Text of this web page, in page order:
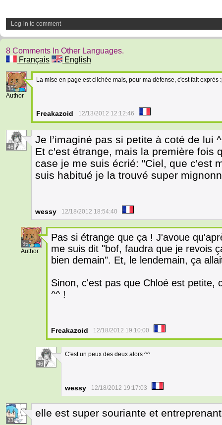
Log-in to comment
8 Comments In Other Languages.
Français
English
35
Author
La mise en page est clichée mais, pour ma défense, c'est fait exprès
Freakazoid 12/13/2012 12:12:46
46
Je l’imaginé pas si petite à coté de lui
Et c'est étrange, mais la première fois
case je me suis écrié: "Ciel, que c'est
suis habitué je la trouvé super
wessy 12/18/2012 18:54:40
35
Author
Pas si étrange que ça ! J'avoue
me suis dit "bof, faudra que je revois
bien demain". Et, le lendemain, ça
Sinon, c'est pas que Chloé est petite,
^^ !
Freakazoid 12/18/2012 19:10:00
46
C'est un peux des deux alors ^^
wessy 12/18/2012 19:17:03
23
elle est super souriante et